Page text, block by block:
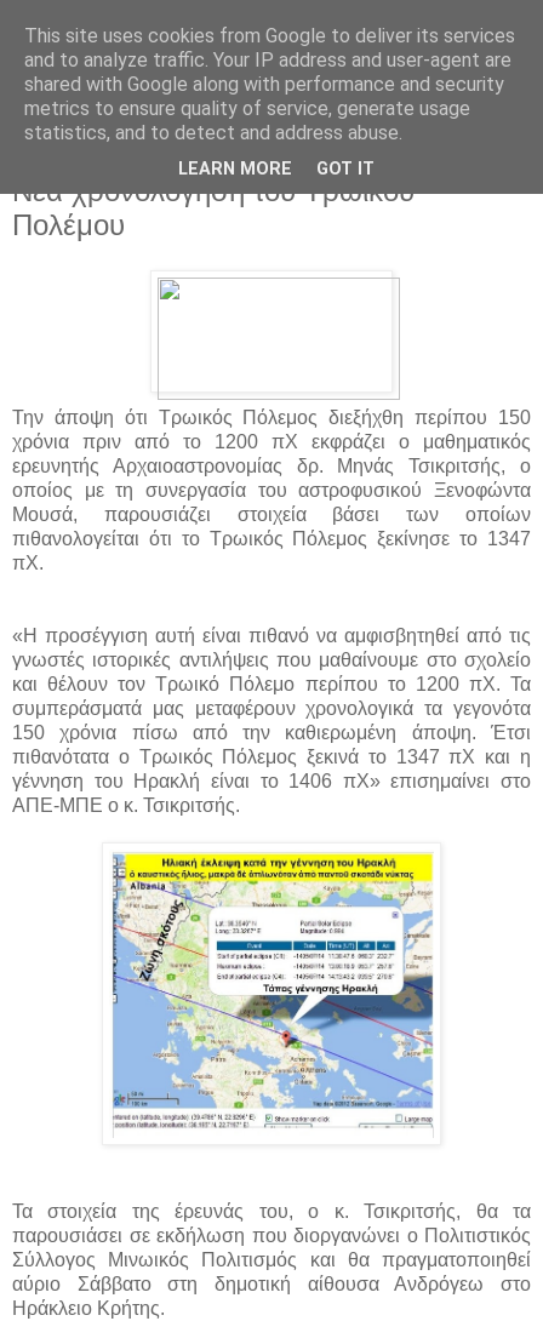
Νέα χρονολόγηση του Τρωικού
Πολέμου
Την άποψη ότι Τρωικός Πόλεμος διεξήχθη περίπου 150
χρόνια πριν από το 1200 πΧ εκφράζει ο μαθηματικός
ερευνητής Αρχαιοαστρονομίας δρ. Μηνάς Τσικριτσής, ο
οποίος με τη συνεργασία του αστροφυσικού Ξενοφώντα
Μουσά, παρουσιάζει στοιχεία βάσει των οποίων
πιθανολογείται ότι το Τρωικός Πόλεμος ξεκίνησε το 1347
πΧ.
«Η προσέγγιση αυτή είναι πιθανό να αμφισβητηθεί από τις
γνωστές ιστορικές αντιλήψεις που μαθαίνουμε στο σχολείο
και θέλουν τον Τρωικό Πόλεμο περίπου το 1200 πΧ. Τα
συμπεράσματά μας μεταφέρουν χρονολογικά τα γεγονότα
150 χρόνια πίσω από την καθιερωμένη άποψη. Έτσι
πιθανότατα ο Τρωικός Πόλεμος ξεκινά το 1347 πΧ και η
γέννηση του Ηρακλή είναι το 1406 πΧ» επισημαίνει στο
ΑΠΕ-ΜΠΕ ο κ. Τσικριτσής.
Τα στοιχεία της έρευνάς του, ο κ. Τσικριτσής, θα τα
παρουσιάσει σε εκδήλωση που διοργανώνει ο Πολιτιστικός
Σύλλογος Μινωικός Πολιτισμός και θα πραγματοποιηθεί
αύριο Σάββατο στη δημοτική αίθουσα Ανδρόγεω στο
Ηράκλειο Κρήτης.
This site uses cookies from Google to deliver its services
and to analyze traffic. Your IP address and user-agent are
shared with Google along with performance and security
metrics to ensure quality of service, generate usage
statistics, and to detect and address abuse.
LEARN MORE GOT IT